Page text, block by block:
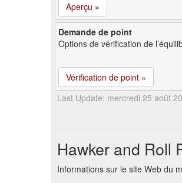
Aperçu »
Demande de point
Options de vérification de
Vérification de point »
Last Update: mercredi 25 août
Hawker and Roll
Informations sur le site Web du